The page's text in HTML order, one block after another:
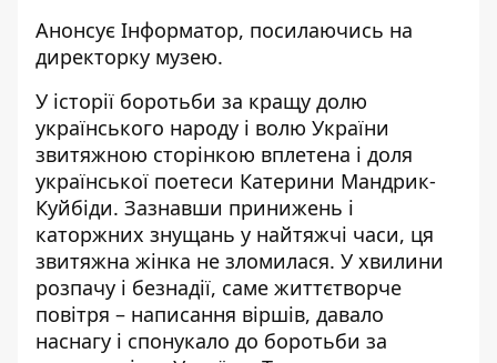
Анонсує Інформатор, посилаючись на
директорку музею.
У історії боротьби за кращу долю
українського народу і волю України
звитяжною сторінкою вплетена і доля
української поетеси Катерини Мандрик-
Куйбіди. Зазнавши принижень і
каторжних знущань у найтяжчі часи, ця
звитяжна жінка не зломилася. У хвилини
розпачу і безнадії, саме життєтворче
повітря – написання віршів, давало
наснагу і спонукало до боротьби за